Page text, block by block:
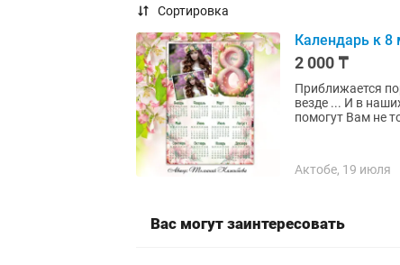
Сортировка
Календарь к 8
2 000 ₸
Приближается
везде ... И в
помогут Вам не
Актобе, 19 июля
Вас могут заинтересовать